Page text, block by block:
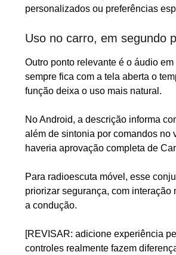
personalizados ou preferências
Uso no carro, em segundo
Outro ponto relevante é o áudio
sempre fica com a tela aberta o
função deixa o uso mais natural.
No Android, a descrição informa
além de sintonia por comandos no
haveria aprovação completa de
Para radioescuta móvel, esse
priorizar segurança, com
a condução.
[REVISAR: adicione experiência
controles realmente fazem